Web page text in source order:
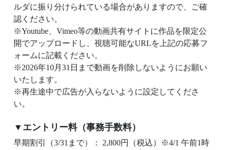
ルダに振り分けられている場合がありますので、ご確
認ください。
※Youtube、Vimeo等の動画共有サイトに作品を限定公
開でアップロードし、視聴可能なURLを上記の応募フ
ォームに記載ください。
※2026年10月31日まで動画を削除しないようにお願い
いたします。
※再生途中で広告が入らないように設定してくださ
い。
▼エントリー料（事務手数料）
早期割引（3/31まで）： 2,800円（税込）※4/1 午前1時